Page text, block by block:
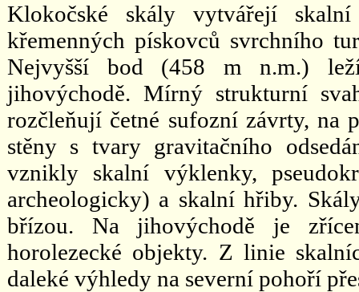
Klokočské skály vytvářejí
křemenných pískovců svrchního
Nejvyšší bod (458 m n.m.)
jihovýchodě. Mírný strukturní
rozčleňují četné sufozní závrty, na
stěny s tvary gravitačního
vznikly skalní výklenky,
archeologicky) a skalní hřiby.
břízou. Na jihovýchodě je
horolezecké objekty. Z linie
daleké výhledy na severní pohoří